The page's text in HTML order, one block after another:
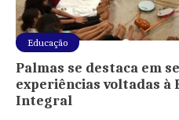
Educação
Palmas se destaca em
experiências voltadas à
Integral